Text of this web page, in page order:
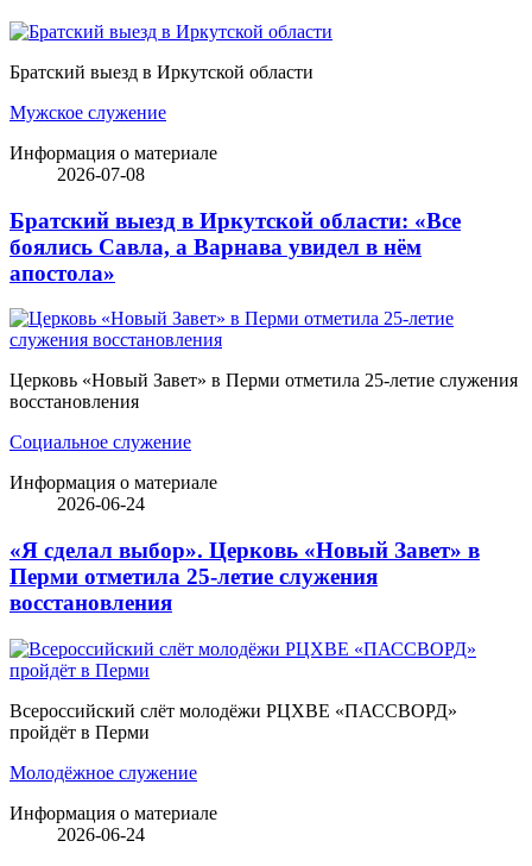
Братский выезд в Иркутской области
Мужское служение
Информация о материале
2026-07-08
Братский выезд в Иркутской области: «Все
боялись Савла, а Варнава увидел в нём
апостола»
Церковь «Новый Завет» в Перми отметила 25-летие служения
восстановления
Социальное служение
Информация о материале
2026-06-24
«Я сделал выбор». Церковь «Новый Завет» в
Перми отметила 25-летие служения
восстановления
Всероссийский слёт молодёжи РЦХВЕ «ПАССВОРД»
пройдёт в Перми
Молодёжное служение
Информация о материале
2026-06-24